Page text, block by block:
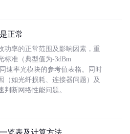
正常
功率的正常范围及影响因素，重
标准（典型值为-3dBm
速率光模块的参考值表格。同时
（如光纤损耗、连接器问题）及
断网络性能问题。
览表及计算方法